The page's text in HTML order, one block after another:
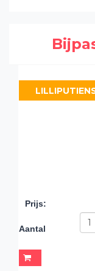
Prijs:
Aantal